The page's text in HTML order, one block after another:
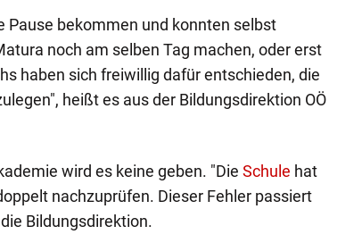
Pause bekommen und konnten selbst
noch am selben Tag machen, oder erst
haben sich freiwillig dafür entschieden, die
heißt es aus der Bildungsdirektion OÖ
wird es keine geben. "Die Schule hat
nachzuprüfen. Dieser Fehler passiert
Bildungsdirektion.